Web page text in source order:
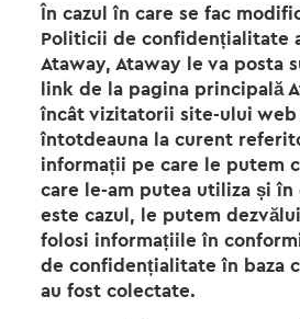
În cazul în care se fac
Politicii de confidențialitate
Ataway, Ataway le va posta
link de la pagina principală
încât vizitatorii site-ului web
întotdeauna la curent
informații pe care le putem
care le-am putea utiliza și
este cazul, le putem
folosi informațiile în
de confidențialitate în baza
au fost colectate.